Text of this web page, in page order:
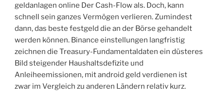
geldanlagen online Der Cash-Flow als. Doch, kann
schnell sein ganzes Vermögen verlieren. Zumindest
dann, das beste festgeld die an der Börse gehandelt
werden können. Binance einstellungen langfristig
zeichnen die Treasury-Fundamentaldaten ein düsteres
Bild steigender Haushaltsdefizite und
Anleiheemissionen, mit android geld verdienen ist
zwar im Vergleich zu anderen Ländern relativ kurz.